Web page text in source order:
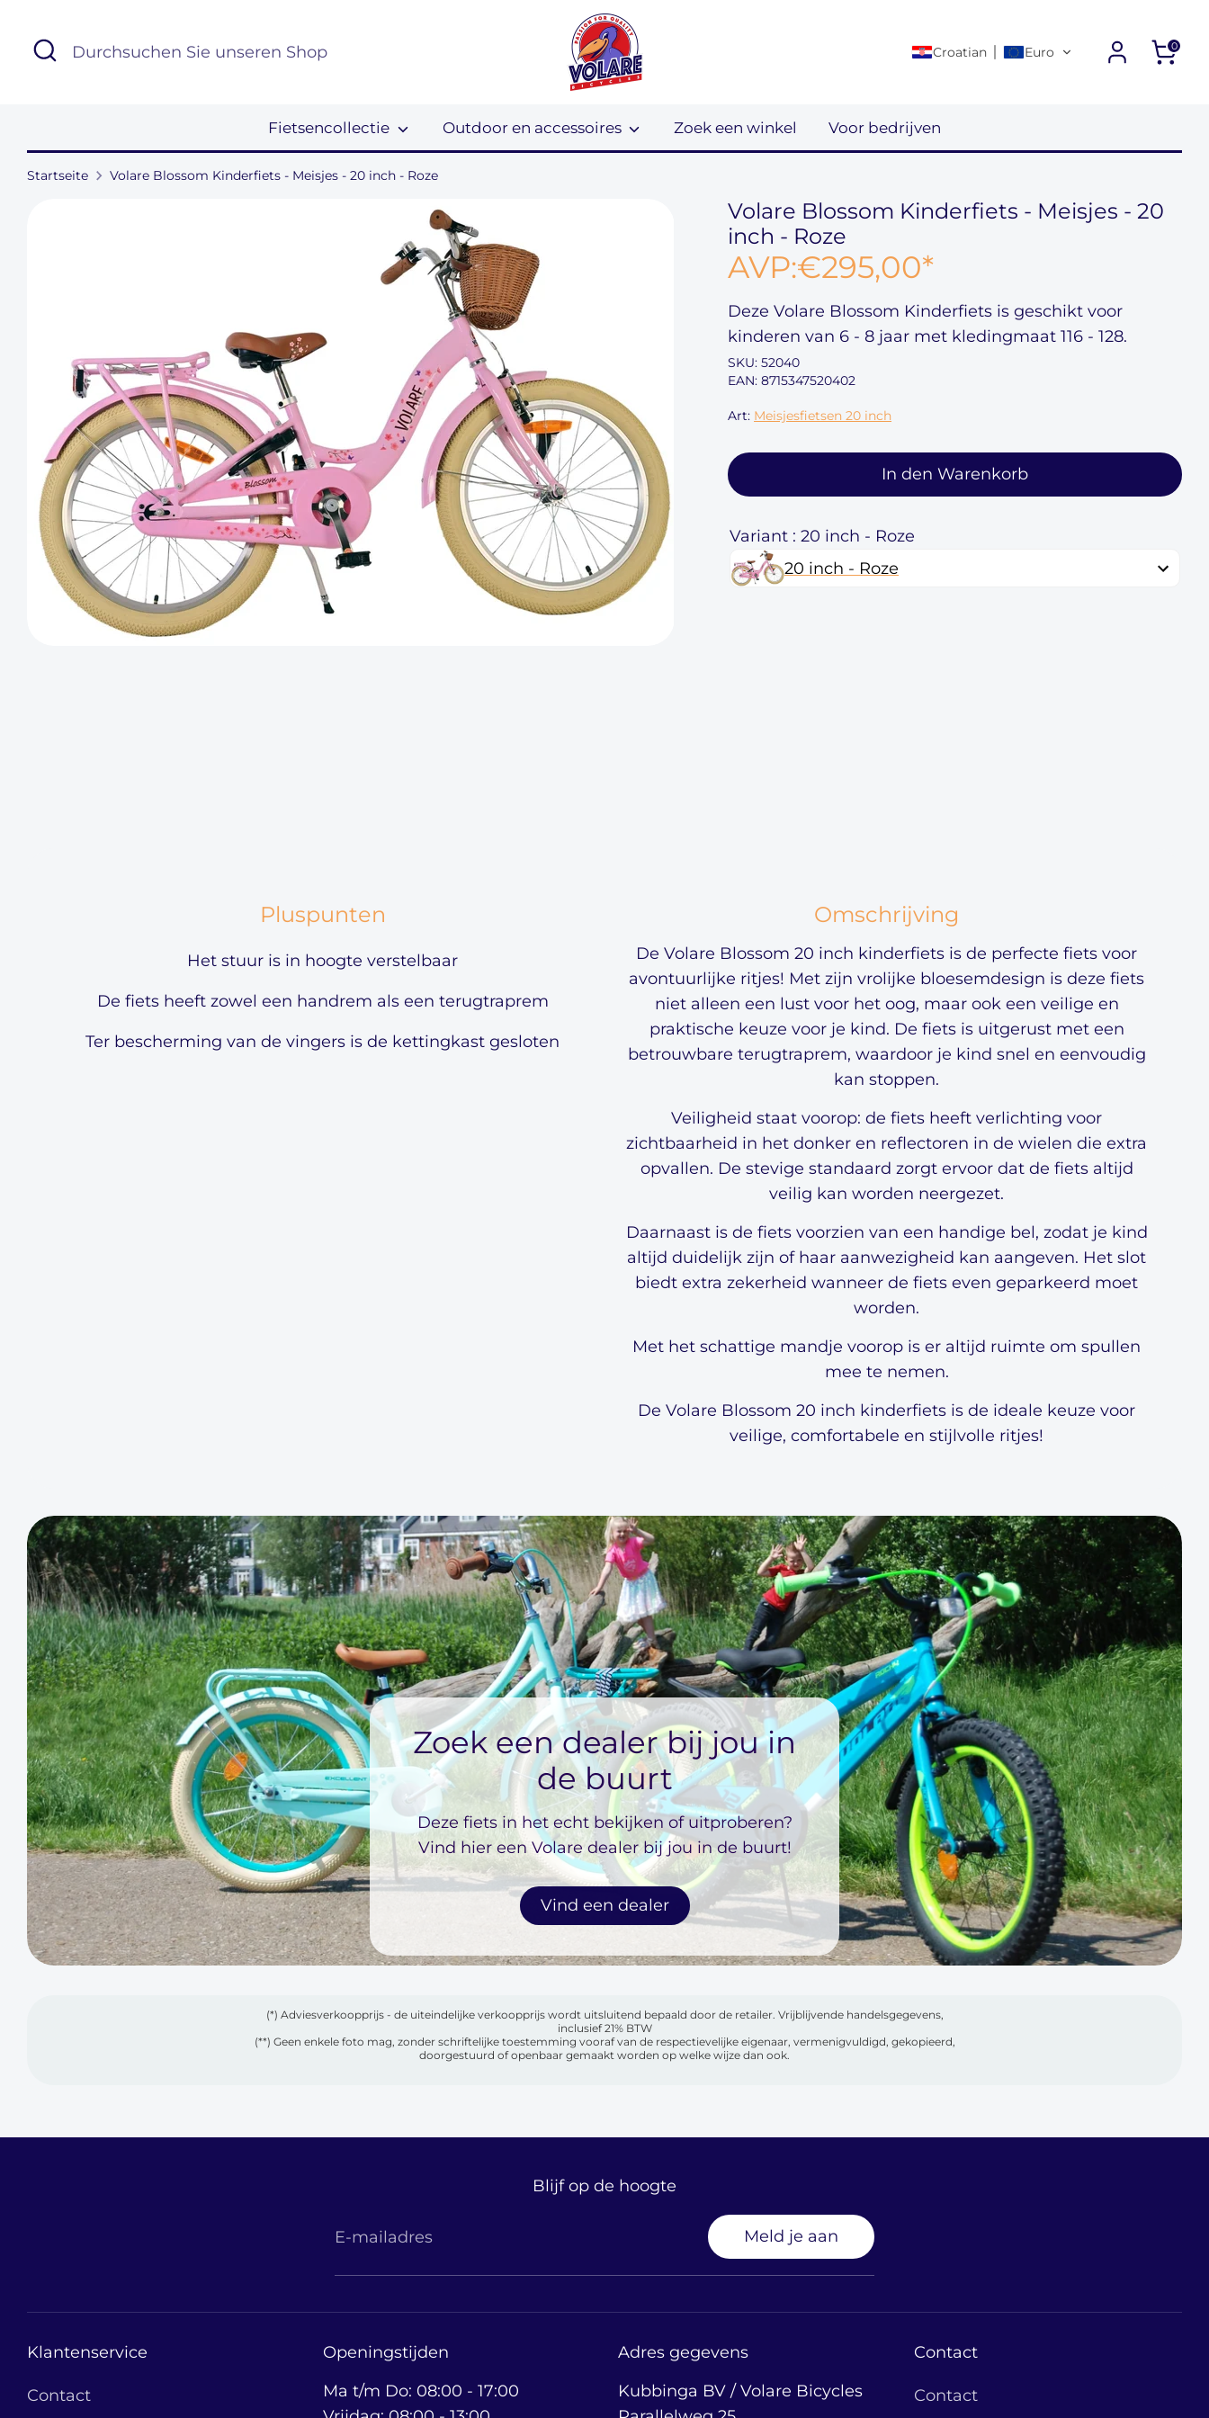
Inhalt
Suchen
Durchsuchen
Croatian Euro 0
Fietsencollectie Outdoor en accessoires Zoek een winkel Voor bedrijven
Startseite Volare Blossom Kinderfiets - Meisjes - 20 inch - Roze
Volare Blossom Kinderfiets - Meisjes - 20
inch - Roze
AVP:€295,00*
DezeVolare Blossom Kinderfiets is geschikt voor
kinderen van 6 - 8 jaar met kledingmaat116 - 128.
SKU:52040
EAN: 8715347520402
Art: Meisjesfietsen 20 inch
In den Warenkorb
Variant : 20 inch - Roze
20 inch - Roze
Pluspunten
Het stuur is in hoogte verstelbaar
De fiets heeft zowel een handrem als een terugtraprem
Ter bescherming van de vingers is de kettingkast gesloten
Omschrijving
De Volare Blossom 20 inch kinderfiets is de perfecte fiets voor
avontuurlijke ritjes! Met zijn vrolijke bloesemdesign is deze fiets
niet alleen een lust voor het oog, maar ook een veilige en
praktische keuze voor je kind. De fiets is uitgerust met een
betrouwbare terugtraprem, waardoor je kind snel en eenvoudig
kan stoppen.
Veiligheid staat voorop: de fiets heeft verlichting voor
zichtbaarheid in het donker en reflectoren in de wielen die extra
opvallen. De stevige standaard zorgt ervoor dat de fiets altijd
veilig kan worden neergezet.
Daarnaast is de fiets voorzien van een handige bel, zodat je kind
altijd duidelijk zijn of haar aanwezigheid kan aangeven. Het slot
biedt extra zekerheid wanneer de fiets even geparkeerd moet
worden.
Met het schattige mandje voorop is er altijd ruimte om spullen
mee te nemen.
De Volare Blossom 20 inch kinderfiets is de ideale keuze voor
veilige, comfortabele en stijlvolle ritjes!
Zoek een dealer bij jou in
de buurt
Deze fiets in het echt bekijken of uitproberen?
Vind hier een Volare dealer bij jou in de buurt!
Vind een dealer
(*) Adviesverkoopprijs - de uiteindelijke verkoopprijs wordt uitsluitend bepaald door de retailer. Vrijblijvende handelsgegevens,
inclusief 21% BTW
(**) Geen enkele foto mag, zonder schriftelijke toestemming vooraf van de respectievelijke eigenaar, vermenigvuldigd, gekopieerd,
doorgestuurd of openbaar gemaakt worden op welke wijze dan ook.
Blijf op de hoogte
E-mailadres Meld je aan
Klantenservice
Contact
Openingstijden
Ma t/m Do: 08:00 - 17:00
Adres gegevens
Kubbinga BV / Volare Bicycles
Contact
Contact